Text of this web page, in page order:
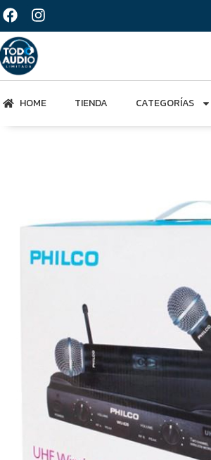
HOME TIENDA CATEGORÍAS